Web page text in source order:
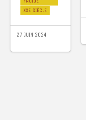
XXE SIÈCLE
27 JUIN 2024